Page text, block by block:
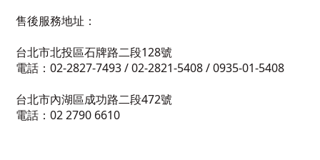
售後服務地址：
台北市北投區石牌路二段128號
電話：02-2827-7493 / 02-2821-5408 / 0935-01-5408
台北市內湖區成功路二段472號
電話：02 2790 6610